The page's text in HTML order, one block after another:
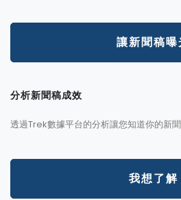
讓新聞稿曝
分析新聞稿成效
透過Trek數據平台的分析讓您知道你的新
我想了解